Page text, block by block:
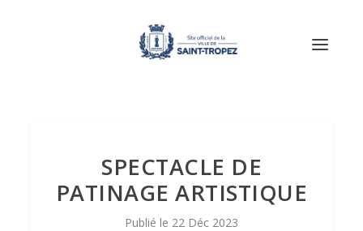
SPECTACLE DE
PATINAGE ARTISTIQUE
22 Déc 2023